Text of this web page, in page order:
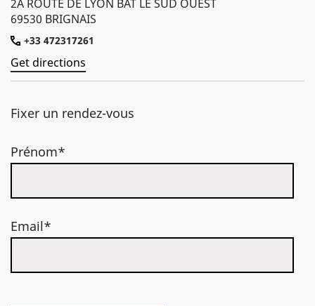
2A ROUTE DE LYON BAT LE SUD OUEST
69530 BRIGNAIS
+33 472317261
Get directions
Fixer un rendez-vous
Prénom*
Email*